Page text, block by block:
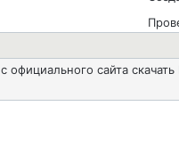
с официального сайта